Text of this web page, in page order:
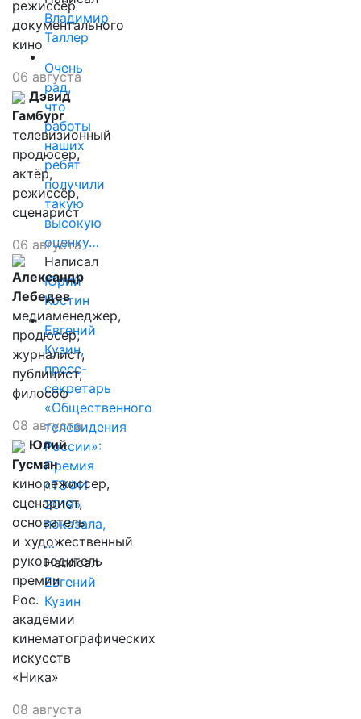
Владимир
Таллер
Очень
рад,
что
работы
наших
ребят
получили
такую
высокую
оценку…
Написал
Юрий
Костин
Евгений
Кузин,
пресс-
секретарь
«Общественного
телевидения
России»:
Премия
«ТЭФИ
2019»
показала,
…
Написал
Евгений
Кузин
режиссёр
документального
кино
06 августа
Дэвид
Гамбург
телевизионный
продюсер,
актёр,
режиссёр,
сценарист
06 августа
Александр
Лебедев
медиаменеджер,
продюсер,
журналист,
публицист,
философ
08 августа
Юлий
Гусман
кинорежиссер,
сценарист,
основатель
и художественный
руководитель
премии
Рос.
академии
кинематографических
искусств
«Ника»
08 августа